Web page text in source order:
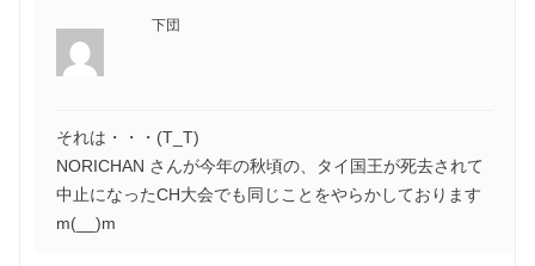
下団
それは・・・(T_T)
NORICHAN さんが今年の秋頃の、タイ国王が死去されて
中止になったCH大会でも同じことをやらかしております
m(__)m